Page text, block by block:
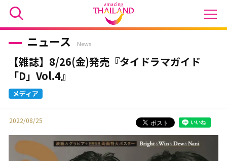
ニュース News
【雑誌】8/26(金)発売『タイドラマガイド
「D」Vol.4』
2022/08/25